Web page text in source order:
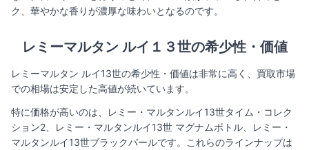
ク、華やかな香りが濃厚な味わいとなるのです。
レミーマルタン ルイ１３世の希少性・価値​
レミーマルタン ルイ13世の希少性・価値は非常に高く、買取市場
での相場は安定した高値が続いています。
特に価格が高いのは、レミー・マルタンルイ13世タイム・コレク
ション2、レミー・マルタンルイ13世 マグナムボトル、レミー・
マルタンルイ13世ブラックパールです。これらのラインナップは